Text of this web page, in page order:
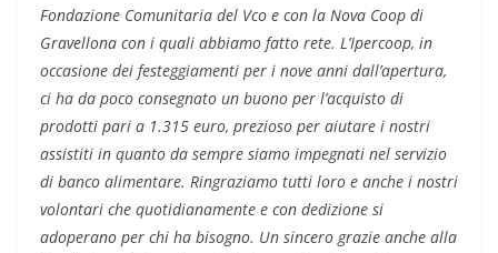
Fondazione Comunitaria del Vco e con la Nova Coop di
Gravellona con i quali abbiamo fatto rete. L’Ipercoop, in
occasione dei festeggiamenti per i nove anni dall’apertura,
ci ha da poco consegnato un buono per l’acquisto di
prodotti pari a 1.315 euro, prezioso per aiutare i nostri
assistiti in quanto da sempre siamo impegnati nel servizio
di banco alimentare. Ringraziamo tutti loro e anche i nostri
volontari che quotidianamente e con dedizione si
adoperano per chi ha bisogno. Un sincero grazie anche alla